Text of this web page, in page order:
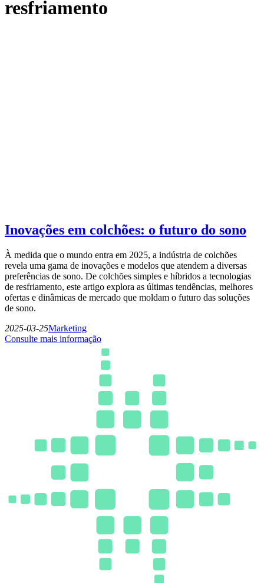
resfriamento
Inovações em colchões: o futuro do sono
À medida que o mundo entra em 2025, a indústria de colchões
revela uma gama de inovações e modelos que atendem a diversas
preferências de sono. De colchões simples e híbridos a tecnologias
de resfriamento, este artigo explora as últimas tendências, melhores
ofertas e dinâmicas de mercado que moldam o futuro das soluções
de sono.
2025-03-25Marketing
Consulte mais informação